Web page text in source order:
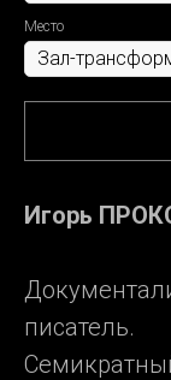
Место
Игорь
писатель.